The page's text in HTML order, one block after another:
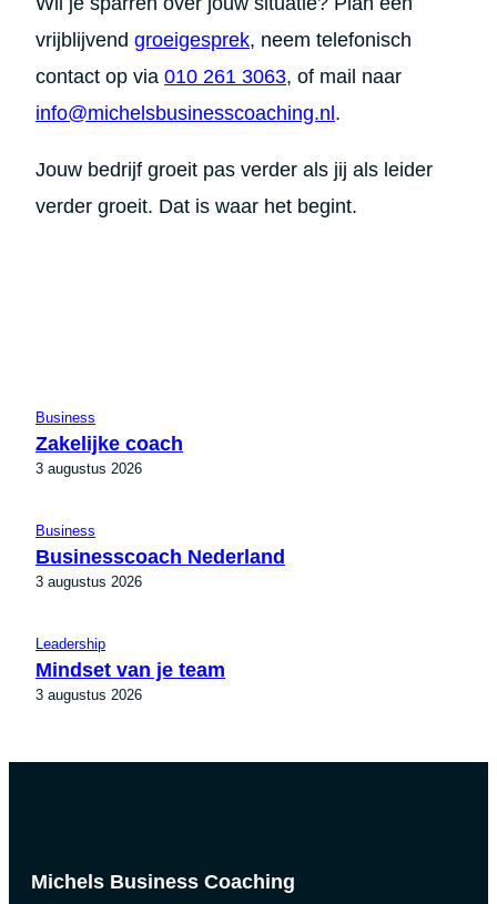
vrijblijvend groeigesprek, neem telefonisch
contact op via 010 261 3063, of mail naar
info@michelsbusinesscoaching.nl.
Jouw bedrijf groeit pas verder als jij als leider
verder groeit. Dat is waar het begint.
Business
Zakelijke coach
3 augustus 2026
Business
Businesscoach Nederland
3 augustus 2026
Leadership
Mindset van je team
3 augustus 2026
Michels Business Coaching